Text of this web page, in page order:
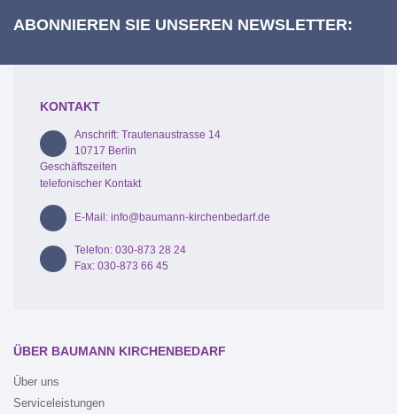
ABONNIEREN SIE UNSEREN NEWSLETTER:
KONTAKT
Anschrift: Trautenaustrasse 14
10717 Berlin
Geschäftszeiten
telefonischer Kontakt
E-Mail: info@baumann-kirchenbedarf.de
Telefon: 030-873 28 24
Fax: 030-873 66 45
ÜBER BAUMANN KIRCHENBEDARF
Über uns
Serviceleistungen